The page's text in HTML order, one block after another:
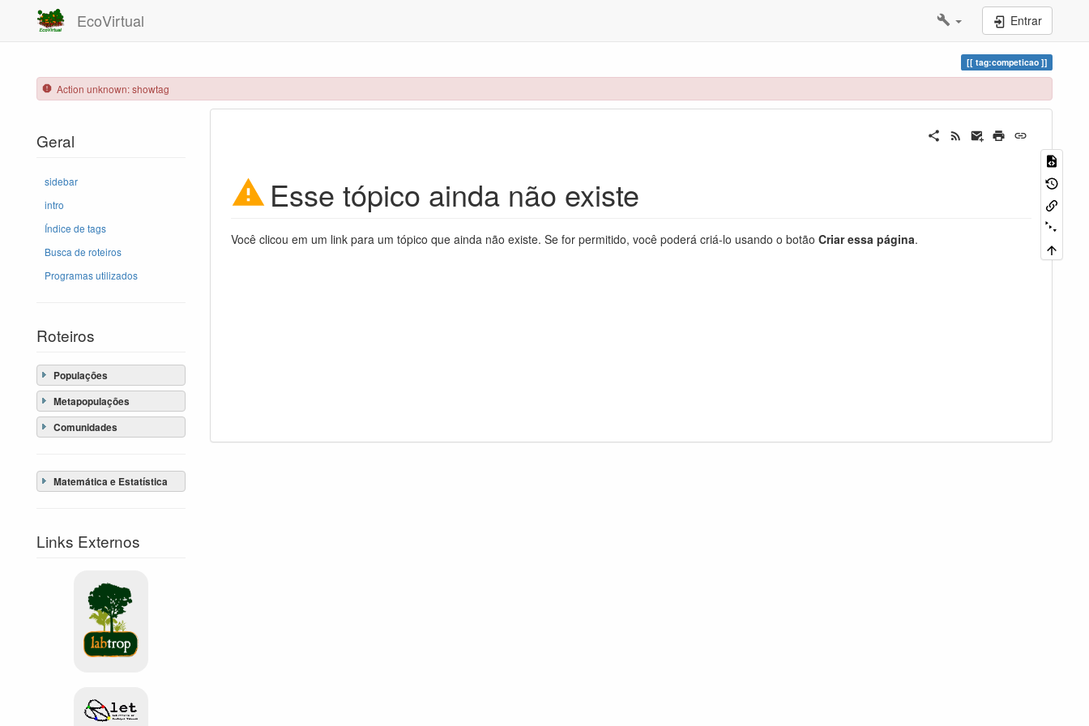
EcoVirtual Entrar
tag:competicao
Action unknown: showtag
Geral
sidebar
intro
Índice de tags
Busca de roteiros
Programas utilizados
Roteiros
Populações
Metapopulações
Comunidades
Matemática e Estatística
Links Externos
Esse tópico ainda não existe
Você clicou em um link para um tópico que ainda não existe. Se for permitido, você poderá criá-lo usando o botão Criar essa página.